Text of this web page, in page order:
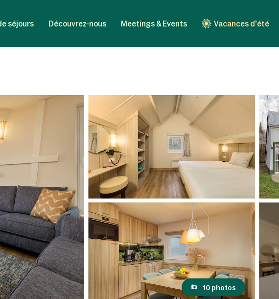
séjours Découvrez-nous Meetings & Events Vacances d'été
10 photos